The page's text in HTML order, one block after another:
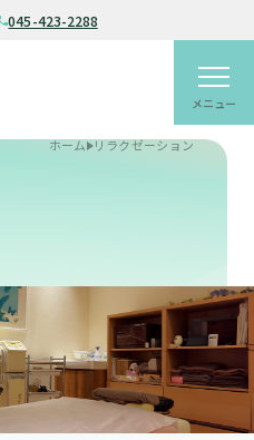
045-423-2288
ホーム リラクゼーション